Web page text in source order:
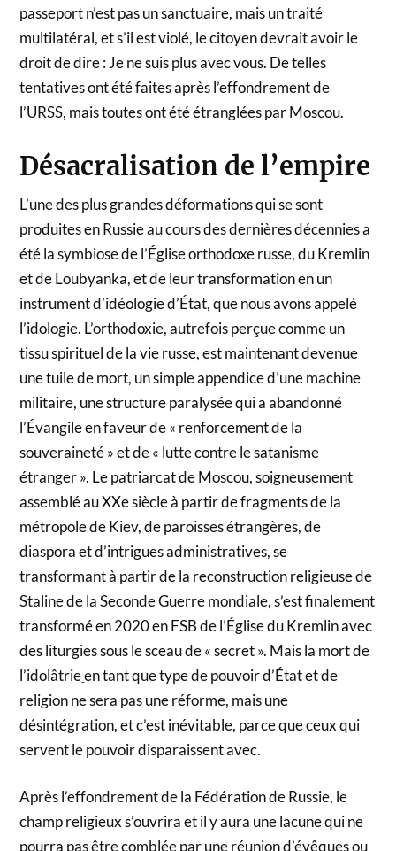
passeport n’est pas un sanctuaire, mais un traité
multilatéral, et s’il est violé, le citoyen devrait avoir le
droit de dire : Je ne suis plus avec vous. De telles
tentatives ont été faites après l’effondrement de
l’URSS, mais toutes ont été étranglées par Moscou.
Désacralisation de l’empire
L’une des plus grandes déformations qui se sont
produites en Russie au cours des dernières décennies a
été la symbiose de l’Église orthodoxe russe, du Kremlin
et de Loubyanka, et de leur transformation en un
instrument d’idéologie d’État, que nous avons appelé
l’idologie. L’orthodoxie, autrefois perçue comme un
tissu spirituel de la vie russe, est maintenant devenue
une tuile de mort, un simple appendice d’une machine
militaire, une structure paralysée qui a abandonné
l’Évangile en faveur de « renforcement de la
souveraineté » et de « lutte contre le satanisme
étranger ». Le patriarcat de Moscou, soigneusement
assemblé au XXe siècle à partir de fragments de la
métropole de Kiev, de paroisses étrangères, de
diaspora et d’intrigues administratives, se
transformant à partir de la reconstruction religieuse de
Staline de la Seconde Guerre mondiale, s’est finalement
transformé en 2020 en FSB de l’Église du Kremlin avec
des liturgies sous le sceau de « secret ». Mais la mort de
l’idolâtrieen tant que type de pouvoir d’État et de
religion ne sera pas une réforme, mais une
désintégration, et c’est inévitable, parce que ceux qui
servent le pouvoir disparaissent avec.
Après l’effondrement de la Fédération de Russie, le
champ religieux s’ouvrira et il y aura une lacune qui ne
pourra pas être comblée par une réunion d’évêques ou